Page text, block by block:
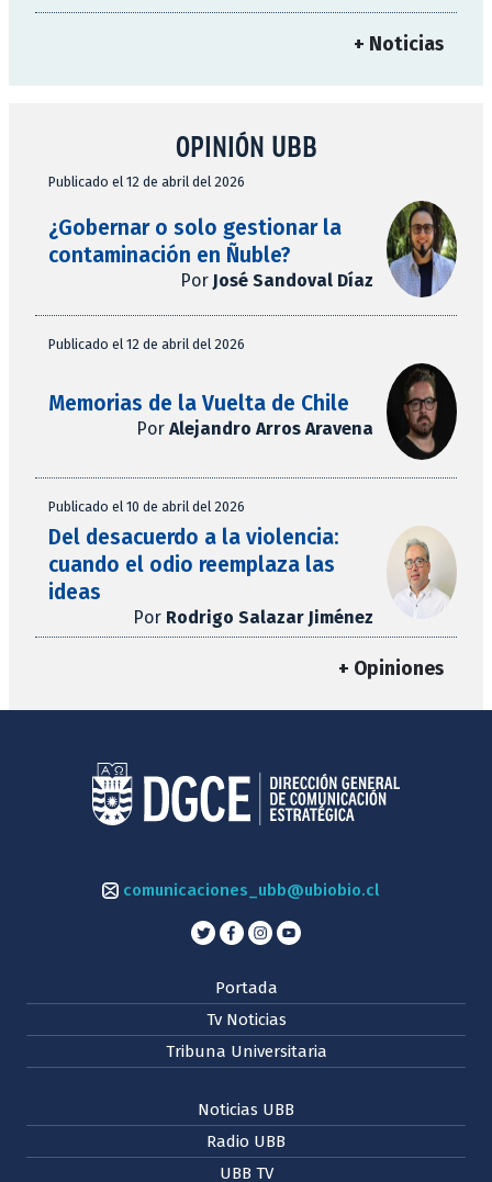
+ Noticias
OPINIÓN UBB
Publicado el 12 de abril del 2026
¿Gobernar o solo gestionar la
contaminación en Ñuble?
Por José Sandoval Díaz
Publicado el 12 de abril del 2026
Memorias de la Vuelta de Chile
Por Alejandro Arros Aravena
Publicado el 10 de abril del 2026
Del desacuerdo a la violencia:
cuando el odio reemplaza las
ideas
Por Rodrigo Salazar Jiménez
+ Opiniones
comunicaciones_ubb@ubiobio.cl
Portada
Tv Noticias
Tribuna Universitaria
Noticias UBB
Radio UBB
UBB TV